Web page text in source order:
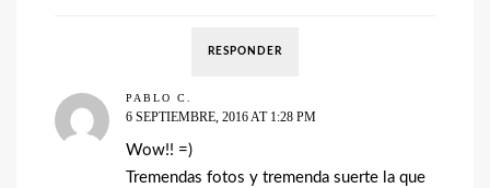
RESPONDER
PABLO C.
6 SEPTIEMBRE, 2016 AT 1:28 PM
Wow!! =)
Tremendas fotos y tremenda suerte la que